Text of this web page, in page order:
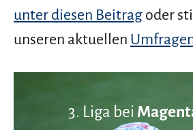
unter diesen Beitrag oder
unseren aktuellen
3. Liga bei